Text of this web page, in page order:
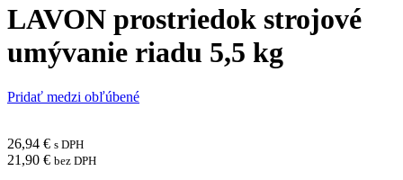
LAVON prostriedok strojové
umývanie riadu 5,5 kg
Pridať medzi obľúbené
26,94 € s DPH
21,90 € bez DPH